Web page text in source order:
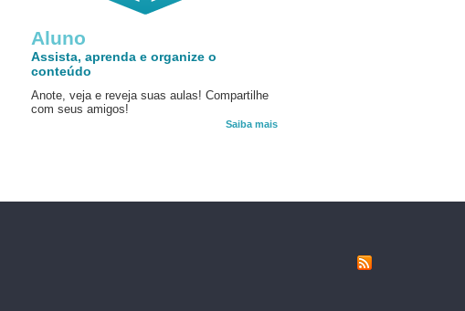
Aluno
Assista, aprenda e organize o
conteúdo
Anote, veja e reveja suas aulas! Compartilhe
com seus amigos!
Saiba mais